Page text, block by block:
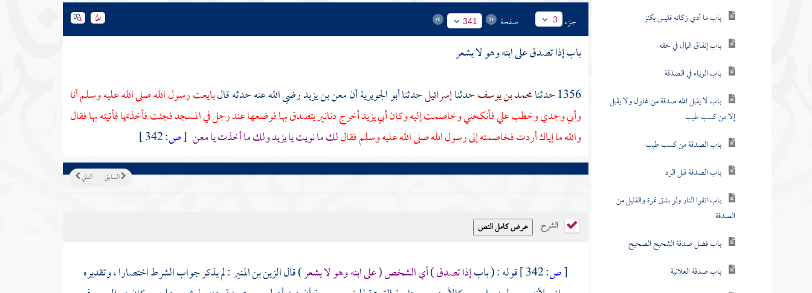
باب ما أدي زكاته فليس بكنز
باب إنفاق المال في حقه
باب الرياء في الصدقة
باب لا يقبل الله صدقة من غلول ولا يقبل
إلا من كسب طيب
باب الصدقة من كسب طيب
باب الصدقة قبل الرد
باب اتقوا النار ولو بشق تمرة والقليل من
الصدقة
باب فضل صدقة الشحيح الصحيح
باب صدقة العلانية
جزء 3 صفحة 341
باب إذا تصدق على ابنه وهو لا يشعر
1356 حدثنا
محمد بن يوسفحدثناإسرائيلحدثناأبو الجويريةأنمعن بن يزيدرضي الله عنه حدثه قالبايعت رسول الله صلى الله عليه وسلم أنا
وأبي وجدي وخطب علي فأنكحني وخاصمت إليه وكان أبييزيدأخرج دنانير يتصدق بها فوضعها عند رجل في المسجد فجئت فأخذتها فأتيته بها فقال
والله ما إياك أردت فخاصمته إلى رسول الله صلى الله عليه وسلم فقاللك ما نويت يايزيدولك ما أخذت يامعن [ص:
التالي السابق
الشرح
[ص: قوله : ( بابإذا تصدق ) أي الشخص ( على ابنه وهو لا يشعر) قالالزين بن المنير: لم يذكر جواب الشرط اختصارا ، وتقديره